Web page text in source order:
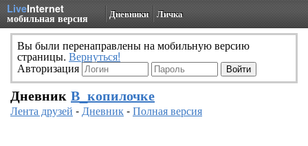
LiveInternet
мобильная версия Дневники Личка
Вы были перенаправлены на мобильную версию
страницы. Вернуться!
Авторизация
Дневник В_копилочке
Лента друзей -Дневник-Полная версия